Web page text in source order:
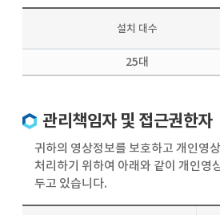
설치 대수
25대
관리책임자 및 접근권한자
귀하의 영상정보를 보호하고 개인영
처리하기 위하여 아래와 같이 개인영
두고 있습니다.